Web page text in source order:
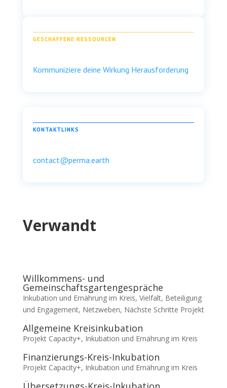
GESCHAFFENE RESSOURCEN
Kommuniziere deine Wirkung Herausforderung
KONTAKTLINKS
contact@perma.earth
Verwandt
Willkommens- und
Gemeinschaftsgartengespräche
Inkubation und Ernährung im Kreis, Vielfalt, Beteiligung
und Engagement, Netzweben, Nächste Schritte Projekt
Allgemeine Kreisinkubation
Projekt Capacity+, Inkubation und Ernährung im Kreis
Finanzierungs-Kreis-Inkubation
Projekt Capacity+, Inkubation und Ernährung im Kreis